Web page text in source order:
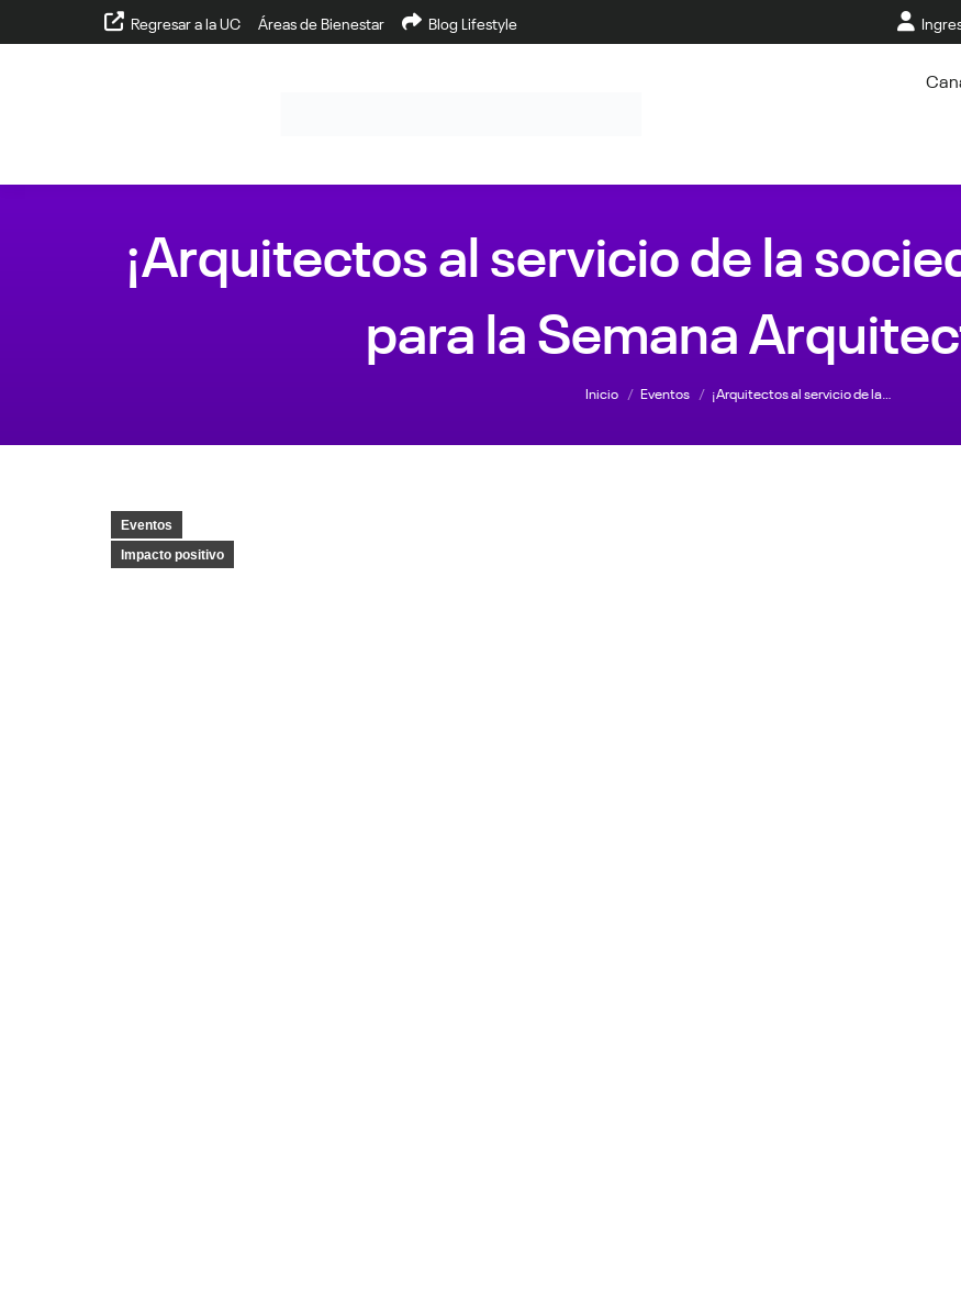
Regresar a la UC Áreas de Bienestar Blog Lifestyle
¡Arquitectos al servicio de la
para la Semana
Inicio Eventos ¡Arquitectos al servicio de la…
Eventos
Impacto positivo